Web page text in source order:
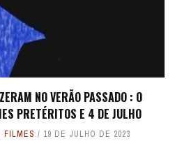
NO VERÃO PASSADO : O
PRETÉRITOS E 4 DE JULHO
FILMES 19 DE JULHO DE 2023